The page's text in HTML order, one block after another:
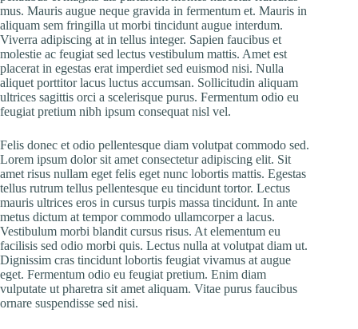
mus. Mauris augue neque gravida in fermentum et. Mauris in
aliquam sem fringilla ut morbi tincidunt augue interdum.
Viverra adipiscing at in tellus integer. Sapien faucibus et
molestie ac feugiat sed lectus vestibulum mattis. Amet est
placerat in egestas erat imperdiet sed euismod nisi. Nulla
aliquet porttitor lacus luctus accumsan. Sollicitudin aliquam
ultrices sagittis orci a scelerisque purus. Fermentum odio eu
feugiat pretium nibh ipsum consequat nisl vel.
Felis donec et odio pellentesque diam volutpat commodo sed.
Lorem ipsum dolor sit amet consectetur adipiscing elit. Sit
amet risus nullam eget felis eget nunc lobortis mattis. Egestas
tellus rutrum tellus pellentesque eu tincidunt tortor. Lectus
mauris ultrices eros in cursus turpis massa tincidunt. In ante
metus dictum at tempor commodo ullamcorper a lacus.
Vestibulum morbi blandit cursus risus. At elementum eu
facilisis sed odio morbi quis. Lectus nulla at volutpat diam ut.
Dignissim cras tincidunt lobortis feugiat vivamus at augue
eget. Fermentum odio eu feugiat pretium. Enim diam
vulputate ut pharetra sit amet aliquam. Vitae purus faucibus
ornare suspendisse sed nisi.